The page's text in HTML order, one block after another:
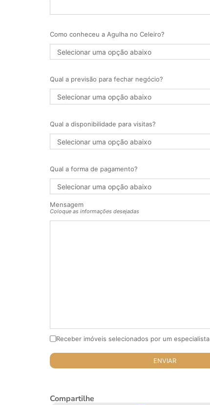
Como conheceu a Agulha no Celeiro?
Qual a previsão para fechar negócio?
Qual a disponibilidade para visitas?
Qual a forma de pagamento?
Mensagem
Coloque as informações desejadas
Receber imóveis selecionados por um especialista
Compartilhe